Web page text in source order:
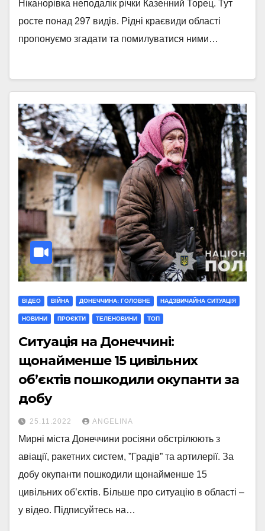
Ніканорівка неподалік річки Казенний Торец. Тут
росте понад 297 видів. Рідні краєвиди області
пропонуємо згадати та помилуватися ними…
ВІДЕО ВІЙНА ДОНЕЧЧИНА: ГОЛОВНЕ НАДЗВИЧАЙНА СИТУАЦІЯ
НОВИНИ ПРОЄКТИ ТЕЛЕНОВИНИ ТОП
Ситуація на Донеччині:
щонайменше 15 цивільних
об’єктів пошкодили окупанти за
добу
25.11.2022 ANGELINA
Мирні міста Донеччини росіяни обстрілюють з
авіації, ракетних систем, ”Градів” та артилерії. За
добу окупанти пошкодили щонайменше 15
цивільних об’єктів. Більше про ситуацію в області –
у відео. Підписуйтесь на…